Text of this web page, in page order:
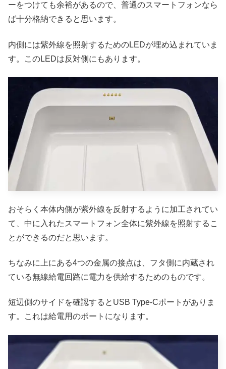
ーをつけても余裕があるので、普通のスマートフォンなら
ば十分格納できると思います。
内側には紫外線を照射するためのLEDが埋め込まれていま
す。このLEDは反対側にもあります。
おそらく本体内側が紫外線を反射するように加工されてい
て、中に入れたスマートフォン全体に紫外線を照射するこ
とができるのだと思います。
ちなみに上にある4つの金属の接点は、フタ側に内蔵され
ている無線給電回路に電力を供給するためのものです。
短辺側のサイドを確認するとUSB Type-Cポートがありま
す。これは給電用のポートになります。